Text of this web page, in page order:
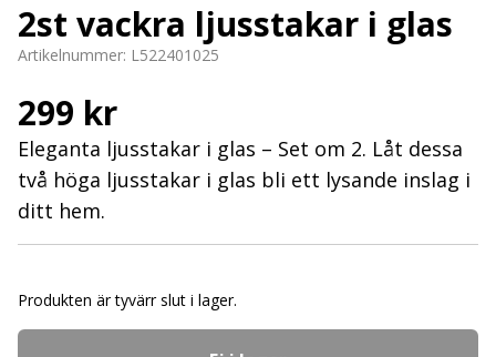
2st vackra ljusstakar i glas
Artikelnummer: L522401025
299 kr
Eleganta ljusstakar i glas – Set om 2. Låt dessa
två höga ljusstakar i glas bli ett lysande inslag i
ditt hem.
Produkten är tyvärr slut i lager.